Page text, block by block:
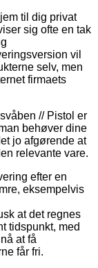
til dig privat
sig ofte en tak
vil
selv, men
firmaets
// Pistol er
behøver dine
jo afgørende at
relevante vare.
efter en
eksempelvis
at det regnes
tidspunkt, med
at få
får fri.